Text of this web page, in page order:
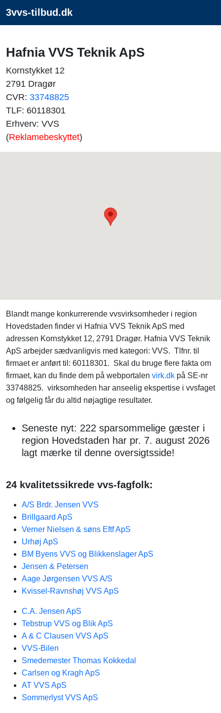
3vvs-tilbud.dk
Hafnia VVS Teknik ApS
Kornstykket 12
2791 Dragør
CVR: 33748825
TLF: 60118301
Erhverv: VVS
(Reklamebeskyttet)
Blandt mange konkurrerende vvsvirksomheder i region
Hovedstaden finder vi Hafnia VVS Teknik ApS med
adressen Kornstykket 12, 2791 Dragør. Hafnia VVS Teknik
ApS arbejder sædvanligvis med kategori: VVS. Tlfnr. til
firmaet er anført til: 60118301. Skal du bruge flere fakta om
firmaet, kan du finde dem på webportalen virk.dk på SE-nr
33748825. virksomheden har anseelig ekspertise i vvsfaget
og følgelig får du altid nøjagtige resultater.
Seneste nyt: 222 sparsommelige gæster i
region Hovedstaden har pr. 7. august 2026
lagt mærke til denne oversigtsside!
24 kvalitetssikrede vvs-fagfolk:
A/S Brdr. Jensen VVS
Brillgaard ApS
Verner Nielsen & søns Eftf ApS
Urhøj ApS
BM Byens VVS og Blikkenslager ApS
Jensen & Petersen​
Aage Jørgensen VVS A/S
Kvissel-Ravnshøj VVS ApS
C.A. Jensen ApS
Tebstrup VVS og Blik ApS
A & C Clausen VVS ApS
VVS-Bilen
Smedemester Thomas Kokkedal
Carlsen og Kragh ApS
AT VVS ApS
Sommerlyst VVS ApS